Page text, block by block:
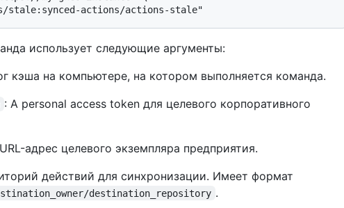
использует следующие аргументы:
кэша на компьютере, на котором выполняется команда.
: A personal access token для целевого корпоративного
адрес целевого экземпляра предприятия.
действий для синхронизации. Имеет формат
destination_repository .